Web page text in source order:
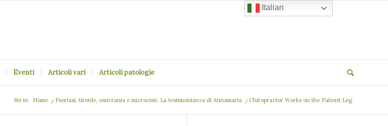
Eventi Articoli vari Articoli patologie
Sei in: Home / Psoriasi, tiroide, emicrania e microcisti. La testimonianza di Annamaria / Chiropractor Works on the Patient Leg
Italian